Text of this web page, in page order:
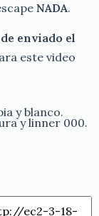
NADA.
enviado el
este video
y blanco.
y linner 000.